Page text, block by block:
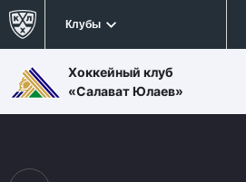
Клубы
Хоккейный клуб
«Салават Юлаев»